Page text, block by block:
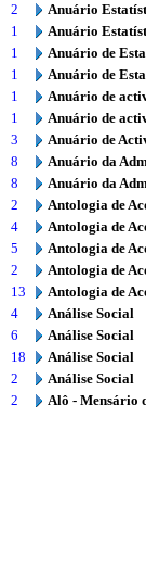
2
Anuário
1
Anuário
1
Anuário de
1
Anuário de
1
Anuário de
1
Anuário de
3
Anuário de
8
Anuário da
8
Anuário da
2
Antologia de
4
Antologia de
5
Antologia de
2
Antologia de
13
Antologia de
4
Análise Social
6
Análise Social
18
Análise Social
2
Análise Social
2
Alô - Mensário